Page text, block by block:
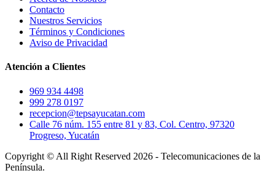
Contacto
Nuestros Servicios
Términos y Condiciones
Aviso de Privacidad
Atención a Clientes
969 934 4498
999 278 0197
recepcion@tepsayucatan.com
Calle 76 núm. 155 entre 81 y 83, Col. Centro, 97320
Progreso, Yucatán
Copyright © All Right Reserved 2026 - Telecomunicaciones de la
Península.